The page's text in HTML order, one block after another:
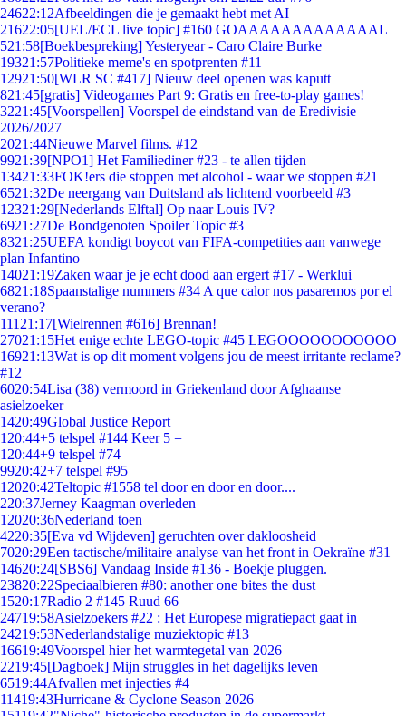
24622:12Afbeeldingen die je gemaakt hebt met AI
21622:05[UEL/ECL live topic] #160 GOAAAAAAAAAAAAAL
521:58[Boekbespreking] Yesteryear - Caro Claire Burke
19321:57Politieke meme's en spotprenten #11
12921:50[WLR SC #417] Nieuw deel openen was kaputt
821:45[gratis] Videogames Part 9: Gratis en free-to-play games!
3221:45[Voorspellen] Voorspel de eindstand van de Eredivisie
2026/2027
2021:44Nieuwe Marvel films. #12
9921:39[NPO1] Het Familiediner #23 - te allen tijden
13421:33FOK!ers die stoppen met alcohol - waar we stoppen #21
6521:32De neergang van Duitsland als lichtend voorbeeld #3
12321:29[Nederlands Elftal] Op naar Louis IV?
6921:27De Bondgenoten Spoiler Topic #3
8321:25UEFA kondigt boycot van FIFA-competities aan vanwege
plan Infantino
14021:19Zaken waar je je echt dood aan ergert #17 - Werklui
6821:18Spaanstalige nummers #34 A que calor nos pasaremos por el
verano?
111 21:17[Wielrennen #616] Brennan!
27021:15Het enige echte LEGO-topic #45 LEGOOOOOOOOOOO
16921:13Wat is op dit moment volgens jou de meest irritante reclame?
#12
6020:54Lisa (38) vermoord in Griekenland door Afghaanse
asielzoeker
1420:49Global Justice Report
1 20:44+5 telspel #144 Keer 5 =
1 20:44+9 telspel #74
9920:42+7 telspel #95
12020:42Teltopic #1558 tel door en door en door....
220:37Jerney Kaagman overleden
12020:36Nederland toen
4220:35[Eva vd Wijdeven] geruchten over dakloosheid
7020:29Een tactische/militaire analyse van het front in Oekraïne #31
14620:24[SBS6] Vandaag Inside #136 - Boekje pluggen.
23820:22Speciaalbieren #80: another one bites the dust
1520:17Radio 2 #145 Ruud 66
24719:58Asielzoekers #22 : Het Europese migratiepact gaat in
24219:53Nederlandstalige muziektopic #13
16619:49Voorspel hier het warmtegetal van 2026
2219:45[Dagboek] Mijn struggles in het dagelijks leven
6519:44Afvallen met injecties #4
11419:43Hurricane & Cyclone Season 2026